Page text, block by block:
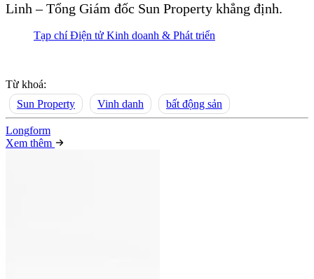
Linh – Tổng Giám đốc Sun Property khẳng định.
Tạp chí Điện tử Kinh doanh & Phát triển
Từ khoá:
Sun Property
Vinh danh bất động sản
Longform
Xem thêm